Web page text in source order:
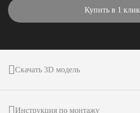
Купить в 1 клик
Скачать 3D модель
Инструкция по монтажу